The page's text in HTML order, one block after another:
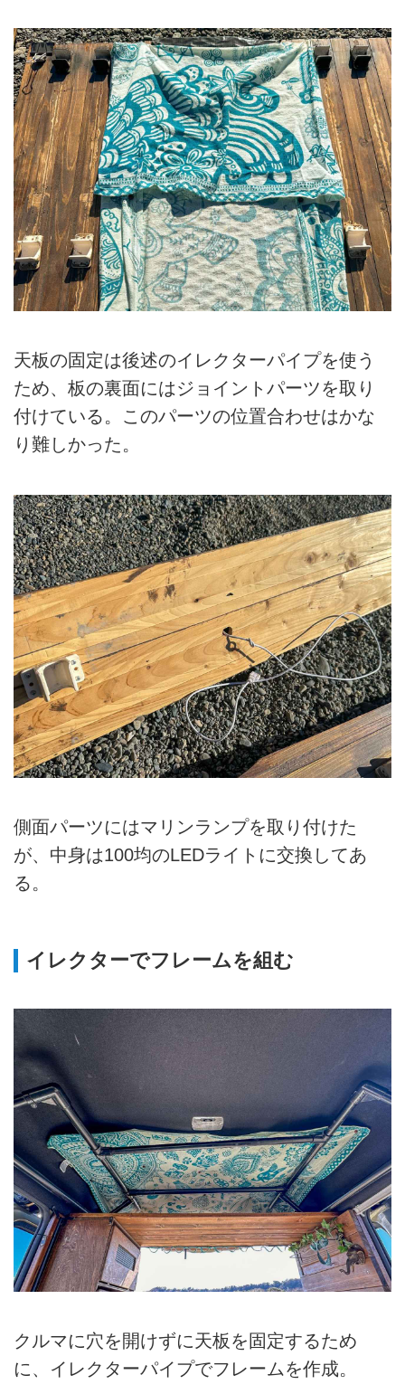
天板の固定は後述のイレクターパイプを使う
ため、板の裏面にはジョイントパーツを取り
付けている。このパーツの位置合わせはかな
り難しかった。
側面パーツにはマリンランプを取り付けた
が、中身は100均のLEDライトに交換してあ
る。
イレクターでフレームを組む
クルマに穴を開けずに天板を固定するため
に、イレクターパイプでフレームを作成。